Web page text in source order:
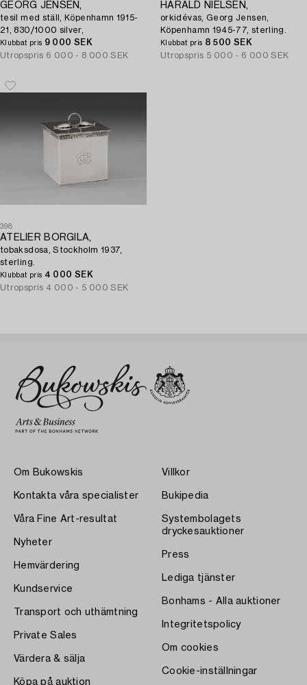
GEORG JENSEN,
tesil med ställ, Köpenhamn 1915-
21, 830/1000 silver,
Klubbat pris 9 000 SEK
Utropspris 6 000 - 8 000 SEK
HARALD NIELSEN,
orkidévas, Georg Jensen,
Köpenhamn 1945-77, sterling.
Klubbat pris 8 500 SEK
Utropspris 5 000 - 6 000 SEK
398
ATELIER BORGILA,
tobaksdosa, Stockholm 1937,
sterling.
Klubbat pris 4 000 SEK
Utropspris 4 000 - 5 000 SEK
Om Bukowskis
Kontakta våra specialister
Våra Fine Art-resultat
Nyheter
Hemvärdering
Kundservice
Transport och uthämtning
Private Sales
Värdera & sälja
Köpa på auktion
Villkor
Bukipedia
Systembolagets
dryckesauktioner
Press
Lediga tjänster
Bonhams - Alla auktioner
Integritetspolicy
Om cookies
Cookie-inställningar